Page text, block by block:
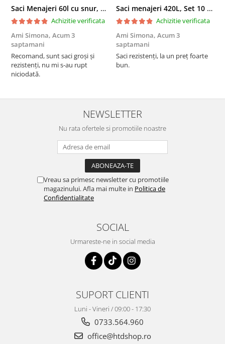
Saci Menajeri 60l cu snur, Roz, 10buc/rola
Achizitie verificata
Ami Simona, Acum 3
saptamani
Recomand, sunt saci groși și
rezistenți, nu mi s-au rupt
niciodată.
Saci menajeri 420L, Set 10 bucati
Achizitie verificata
Ami Simona, Acum 3
saptamani
Saci rezistenți, la un preț foarte
bun.
NEWSLETTER
Nu rata ofertele si promotiile noastre
Vreau sa primesc newsletter cu promotiile
magazinului. Afla mai multe in Politica de
Confidentialitate
SOCIAL
Urmareste-ne in social media
SUPORT CLIENTI
Luni - Vineri / 09:00 - 17:30
0733.564.960
office@htdshop.ro